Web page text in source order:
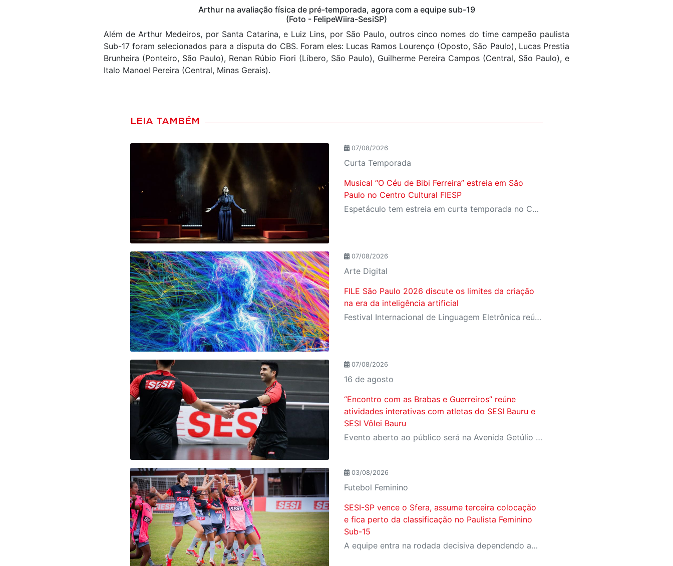
Arthur na avaliação física de pré-temporada, agora com a equipe sub-19
(Foto - FelipeWiira-SesiSP)
Além de Arthur Medeiros, por Santa Catarina, e Luiz Lins, por São Paulo, outros cinco nomes do time campeão paulista
Sub-17 foram selecionados para a disputa do CBS. Foram eles: Lucas Ramos Lourenço (Oposto, São Paulo), Lucas Prestia
Brunheira (Ponteiro, São Paulo), Renan Rúbio Fiori (Líbero, São Paulo), Guilherme Pereira Campos (Central, São Paulo), e
Italo Manoel Pereira (Central, Minas Gerais).
LEIA TAMBÉM
07/08/2026
Curta Temporada
Musical “O Céu de Bibi Ferreira” estreia em São
Paulo no Centro Cultural FIESP
Espetáculo tem estreia em curta temporada no Centro Cultural FIESP, no dia 20 de agosto, às 20h.
07/08/2026
Arte Digital
FILE São Paulo 2026 discute os limites da criação
na era da inteligência artificial
Festival Internacional de Linguagem Eletrônica reúne cerca de 150 obras de artistas de diversos países e convida o público a refletir sobre as novas relações entre arte, tecnologia e inteligência artificial
07/08/2026
16 de agosto
“Encontro com as Brabas e Guerreiros” reúne
atividades interativas com atletas do SESI Bauru e
SESI Vôlei Bauru
Evento aberto ao público será na Avenida Getúlio Vargas, no domingo, 16, às 9h, com revelação do novo uniforme da equipe
03/08/2026
Futebol Feminino
SESI-SP vence o Sfera, assume terceira colocação
e fica perto da classificação no Paulista Feminino
Sub-15
A equipe entra na rodada decisiva dependendo apenas de seus próprios resultados para avançar ao mata-mata